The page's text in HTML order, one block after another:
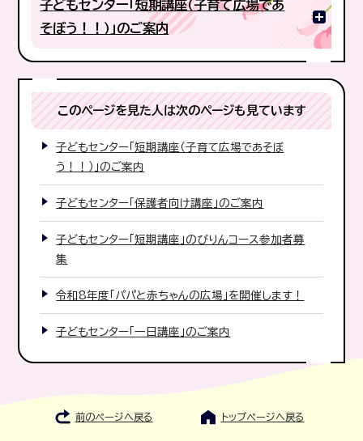
子どもセンター「短期講座（子育て広場であ
そぼう！！）」のご案内
このページを見た人は次のページも見ています
子どもセンター「短期講座（子育て広場であそぼ
う！！）」のご案内
子どもセンター「保護者向け講座」のご案内
子どもセンター「短期講座」のびりんコース参加者募
集
令和8年度「パパと赤ちゃんの広場」を開催します！
子どもセンター「一日講座」のご案内
前のページへ戻る トップページへ戻る